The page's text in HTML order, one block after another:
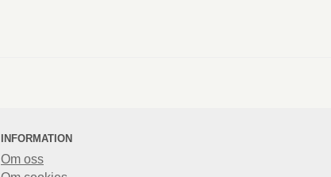
INFORMATION
Om oss